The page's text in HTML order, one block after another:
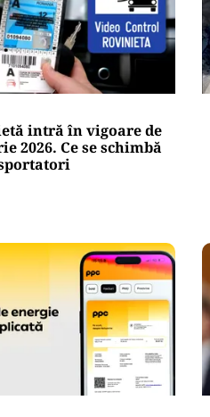
intră în vigoare de
2026. Ce se schimbă